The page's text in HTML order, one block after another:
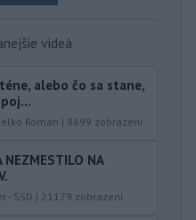
videá
alebo čo sa stane,
Roman | 8699 zobrazení
NEZMESTILO NA
- SSD | 21179 zobrazení